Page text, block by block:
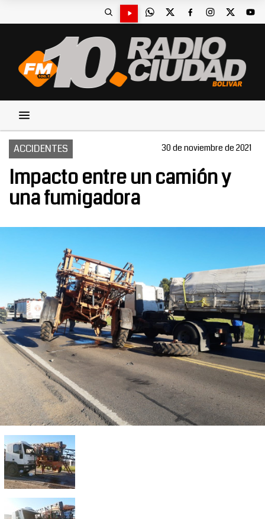
ACCIDENTES 30 de noviembre de 2021
Impacto entre un camión y
una fumigadora